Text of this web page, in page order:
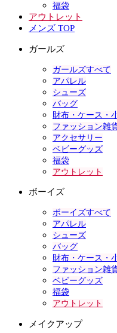
福袋
アウトレット
メンズ TOP
ガールズ
ガールズすべて
アパレル
シューズ
バッグ
財布・ケース・
ファッション雑
アクセサリー
ベビーグッズ
福袋
アウトレット
ボーイズ
ボーイズすべて
アパレル
シューズ
バッグ
財布・ケース・
ファッション雑
ベビーグッズ
福袋
アウトレット
メイクアップ